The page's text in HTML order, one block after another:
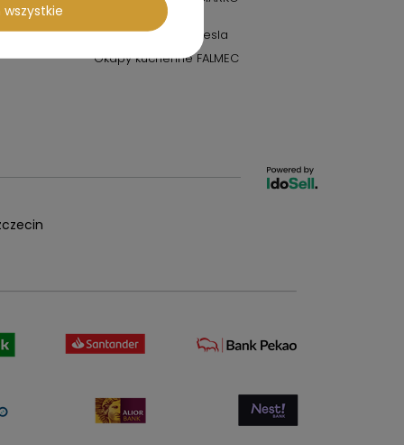
Seria ELICA NikolaTesla
Okapy kuchenne FALMEC